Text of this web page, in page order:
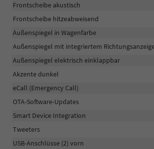
Frontscheibe akustisch
Frontscheibe hitzeabweisend
Außenspiegel in Wagenfarbe
Außenspiegel mit integriertem
Außenspiegel elektrisch einklappbar
Akzente dunkel
eCall (Emergency Call)
OTA-Software-Updates
Smart Device Integration
Tweeters
USB-Anschlüsse (2) vorn